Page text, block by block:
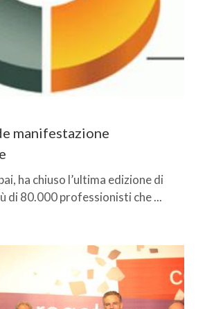
manifestazione
ha chiuso l’ultima edizione di
di 80.000 professionisti che ...